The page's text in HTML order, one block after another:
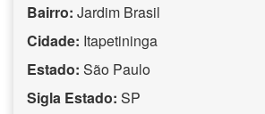
Bairro: Jardim Brasil
Cidade: Itapetininga
Estado: São Paulo
Sigla Estado: SP